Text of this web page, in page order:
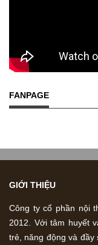
FANPAGE
GIỚI THIỆU
Công ty cổ phần nội
2012. Với tâm huyết
trẻ, năng động và đầy